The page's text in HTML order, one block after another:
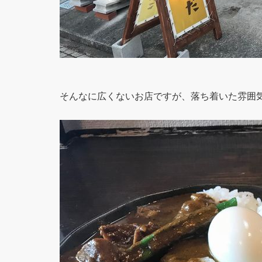
そんなに広くないお店ですが、落ち着いた雰囲